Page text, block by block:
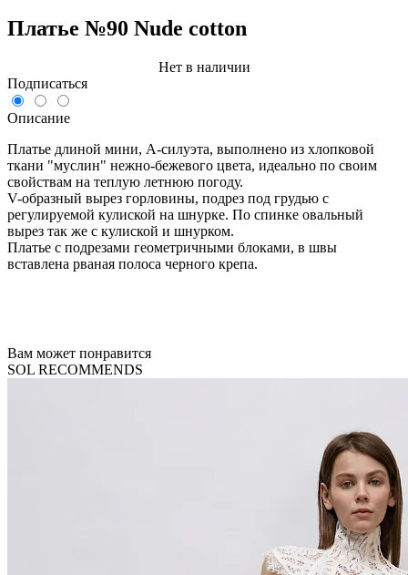
Платье №90 Nude cotton
Нет в наличии
Подписаться
Описание
Платье длиной мини, А-силуэта, выполнено из хлопковой
ткани "муслин" нежно-бежевого цвета, идеально по своим
свойствам на теплую летнюю погоду.
V-образный вырез горловины, подрез под грудью с
регулируемой кулиской на шнурке. По спинке овальный
вырез так же с кулиской и шнурком.
Платье с подрезами геометричными блоками, в швы
вставлена рваная полоса черного крепа.
Вам может понравится
SOL RECOMMENDS